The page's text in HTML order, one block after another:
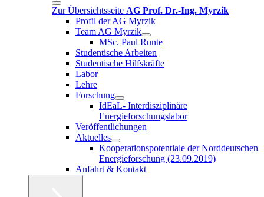
Zur Übersichtsseite AG Prof. Dr.-Ing. Myrzik
Profil der AG Myrzik
Team AG Myrzik
MSc. Paul Runte
Studentische Arbeiten
Studentische Hilfskräfte
Labor
Lehre
Forschung
IdEaL- Interdisziplinäre
Energieforschungslabor
Veröffentlichungen
Aktuelles
Kooperationspotentiale der Norddeutschen
Energieforschung (23.09.2019)
Anfahrt & Kontakt